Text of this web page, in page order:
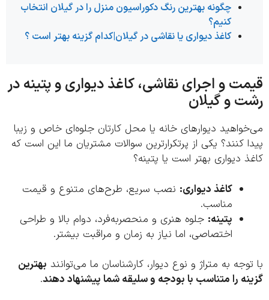
چگونه بهترین رنگ دکوراسیون منزل را در گیلان انتخاب
کنیم؟
کاغذ دیواری یا نقاشی در گیلان|کدام گزینه بهتر است ؟
و اجرای نقاشی، کاغذ دیواری و پتینه در
و گیلان
دیوارهای خانه یا محل کارتان جلوه‌ای خاص و زیبا
کنند؟ یکی از پرتکرارترین سوالات مشتریان ما این است که
دیواری بهتر است یا پتینه؟
کاغذ دیواری:نصب سریع، طرح‌های متنوع و قیمت
مناسب.
پتینه:جلوه هنری و منحصربه‌فرد، دوام بالا و طراحی
اختصاصی، اما نیاز به زمان و مراقبت بیشتر.
به متراژ و نوع دیوار، کارشناسان ما می‌توانندبهترین
را متناسب با بودجه و سلیقه شما پیشنهاد دهند.